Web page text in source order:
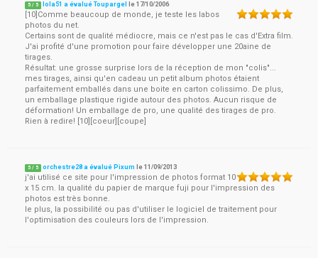
5 / 5 lola51 a évalué Toupargel le17/10/2006
[10]Comme beaucoup de monde, je teste les labos
photos du net.
Certains sont de qualité médiocre, mais ce n'est pas le cas d'Extra film.
J'ai profité d'une promotion pour faire développer une 20aine de
tirages.
Résultat: une grosse surprise lors de la réception de mon "colis"...
mes tirages, ainsi qu'en cadeau un petit album photos étaient
parfaitement emballés dans une boite en carton colissimo. De plus,
un emballage plastique rigide autour des photos. Aucun risque de
déformation! Un emballage de pro, une qualité des tirages de pro.
Rien à redire! [10][coeur][coupe]
5 / 5 orchestre28 a évalué Pixum le11/09/2013
j'ai utilisé ce site pour l'impression de photos format 10
x 15 cm. la qualité du papier de marque fuji pour l'impression des
photos est très bonne.
le plus, la possibilité ou pas d'utiliser le logiciel de traitement pour
l'optimisation des couleurs lors de l'impression.